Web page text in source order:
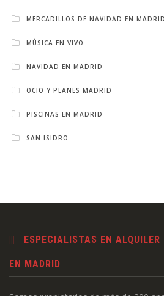
MERCADILLOS DE NAVIDAD EN MADRID
MÚSICA EN VIVO
NAVIDAD EN MADRID
OCIO Y PLANES MADRID
PISCINAS EN MADRID
SAN ISIDRO
ESPECIALISTAS EN
EN MADRID